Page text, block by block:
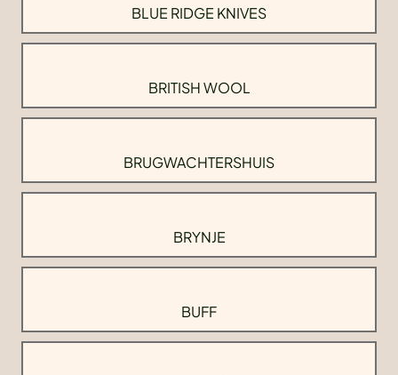
BLUE RIDGE KNIVES
BRITISH WOOL
BRUGWACHTERSHUIS
BRYNJE
BUFF